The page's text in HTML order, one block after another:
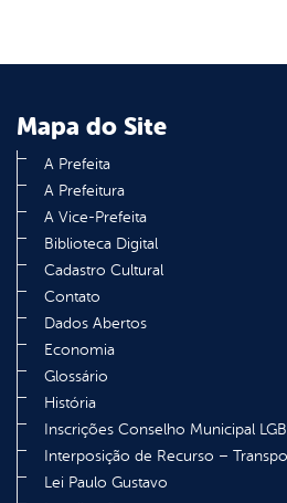
Mapa do Site
A Prefeita
A Prefeitura
A Vice-Prefeita
Biblioteca Digital
Cadastro Cultural
Contato
Dados Abertos
Economia
Glossário
História
Inscrições Conselho Municipal
Interposição de Recurso –
Lei Paulo Gustavo